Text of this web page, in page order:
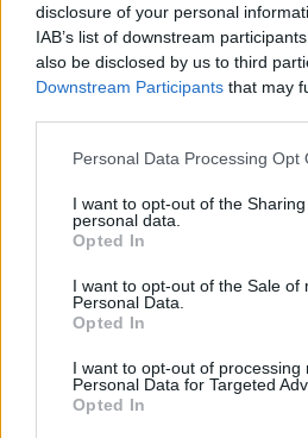
disclosure of your personal
IAB’s list of downstream
also be disclosed by us to third
Downstream Participants that may
Personal Data Processing Opt
I want to opt-out of the
personal data.
Opted In
I want to opt-out of the Sale of
Personal Data.
Opted In
I want to opt-out of processing
Personal Data for Targeted
Opted In
Σχετικά Άρθρα